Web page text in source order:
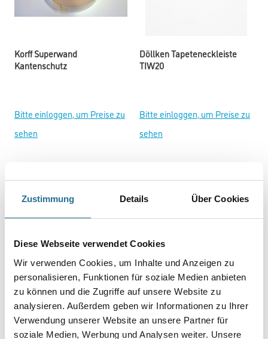
Zustimmung Details Über Cookies
Diese Webseite verwendet Cookies
Wir verwenden Cookies, um Inhalte und Anzeigen zu
personalisieren, Funktionen für soziale Medien anbieten
zu können und die Zugriffe auf unsere Website zu
analysieren. Außerdem geben wir Informationen zu Ihrer
Verwendung unserer Website an unsere Partner für
soziale Medien, Werbung und Analysen weiter. Unsere
Korff Superwand
Kantenschutz
Bitte einloggen, um Preise zu
sehen
Döllken Tapeteneckleiste
TIW20
Bitte einloggen, um Preise zu
sehen
NMC Reflexions-Klebeband Bolta TEP 22 Spezialprofil